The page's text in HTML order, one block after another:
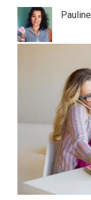
Pauline